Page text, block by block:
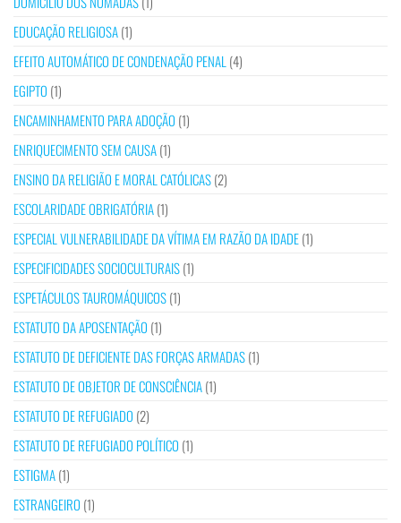
EDUCAÇÃO RELIGIOSA(1)
EFEITO AUTOMÁTICO DE CONDENAÇÃO PENAL (4)
EGIPTO (1)
ENCAMINHAMENTO PARA ADOÇÃO (1)
ENRIQUECIMENTO SEM CAUSA(1)
ENSINO DA RELIGIÃO E MORAL CATÓLICAS(2)
ESCOLARIDADE OBRIGATÓRIA(1)
ESPECIAL VULNERABILIDADE DA VÍTIMA EM RAZÃO DA IDADE(1)
ESPECIFICIDADES SOCIOCULTURAIS(1)
ESPETÁCULOS TAUROMÁQUICOS(1)
ESTATUTO DA APOSENTAÇÃO (1)
ESTATUTO DE DEFICIENTE DAS FORÇAS ARMADAS(1)
ESTATUTO DE OBJETOR DE CONSCIÊNCIA(1)
ESTATUTO DE REFUGIADO (2)
ESTATUTO DE REFUGIADO POLÍTICO (1)
ESTIGMA(1)
ESTRANGEIRO (1)